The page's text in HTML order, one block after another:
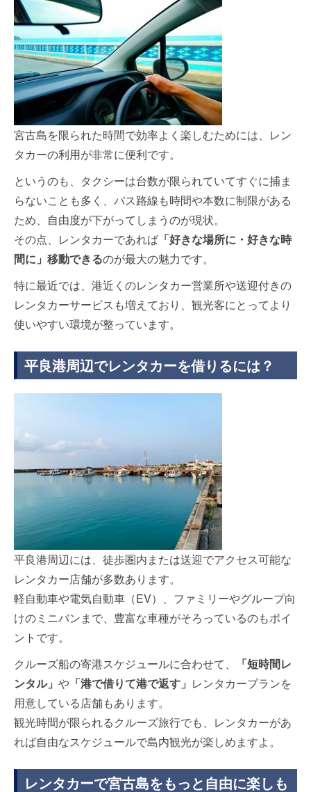
宮古島を限られた時間で効率よく楽しむためには、レン
タカーの利用が非常に便利です。
というのも、タクシーは台数が限られていてすぐに捕ま
らないことも多く、バス路線も時間や本数に制限がある
ため、自由度が下がってしまうのが現状。
その点、レンタカーであれば 「好きな場所に・好きな時
間に」移動できるのが最大の魅力です。
特に最近では、港近くのレンタカー営業所や送迎付きの
レンタカーサービスも増えており、観光客にとってより
使いやすい環境が整っています。
平良港周辺でレンタカーを借りるには？
平良港周辺には、徒歩圏内または送迎でアクセス可能な
レンタカー店舗が多数あります。
軽自動車や電気自動車（EV）、ファミリーやグループ向
けのミニバンまで、豊富な車種がそろっているのもポイ
ントです。
クルーズ船の寄港スケジュールに合わせて、
「短時間レ
ンタル」 や 「港で借りて港で返す」 レンタカープランを
用意している店舗もあります。
観光時間が限られるクルーズ旅行でも、レンタカーがあ
れば自由なスケジュールで島内観光が楽しめますよ。
レンタカーで宮古島をもっと自由に楽しも